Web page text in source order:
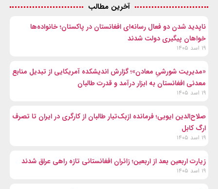
آخرین مطالب
ناپدید شدن دو فعال رسانه‌ای افغانستان در پاکستان؛ خانواده‌ها
خواهان پیگیری دولت شدند
۱۹ اسد ۱۴۰۵
«مدیریت شورشیِ معادن»؛ گزارش اندیشکده آمریکایی از تبدیل منابع
معدنی افغانستان به ابزار درآمد و قدرت طالبان
۱۹ اسد ۱۴۰۵
صلاح‌الدین ایوبی؛ فرمانده ازبک‌تبار طالبان از کارگری در ایران تا تصرف
ارگ کابل
۱۹ اسد ۱۴۰۵
زیارت اربعین بعد از اربعین؛ زائران افغانستانی تازه راهی عراق شدند
۱۹ اسد ۱۴۰۵